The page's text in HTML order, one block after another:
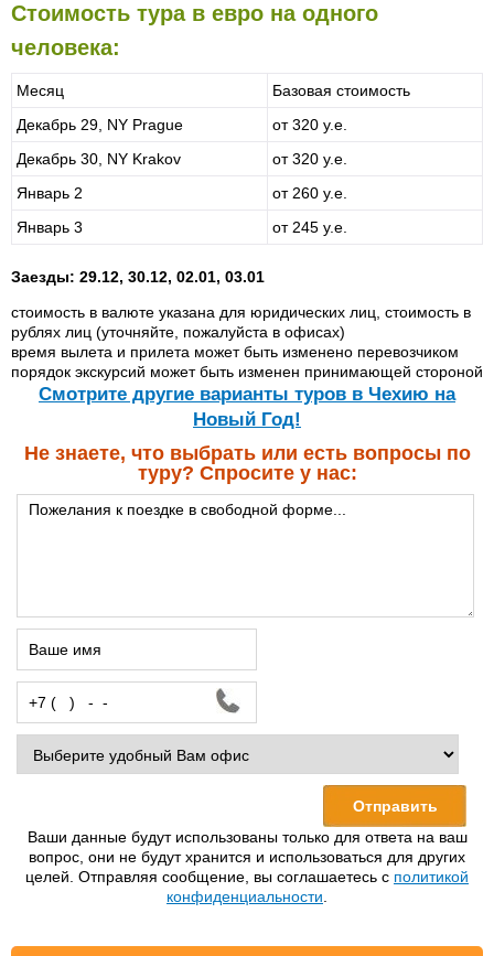
Стоимость тура в евро на одного
человека:
Месяц
Базовая стоимость
Декабрь 29, NY Prague
от 320 у.е.
Декабрь 30, NY Krakov
от 320 у.е.
Январь 2
от 260 у.е.
Январь 3
от 245 у.е.
Заезды: 29.12, 30.12, 02.01, 03.01
стоимость в валюте указана для юридических лиц, стоимость в
рублях лиц (уточняйте, пожалуйста в офисах)
время вылета и прилета может быть изменено перевозчиком
порядок экскурсий может быть изменен принимающей стороной
Cмотрите другие варианты туров в Чехию на
Новый Год!
Не знаете, что выбрать или есть вопросы по
туру? Спросите у нас:
Ваши данные будут использованы только для ответа на ваш
вопрос, они не будут хранится и использоваться для других
целей. Отправляя сообщение, вы соглашаетесь с политикой
конфиденциальности